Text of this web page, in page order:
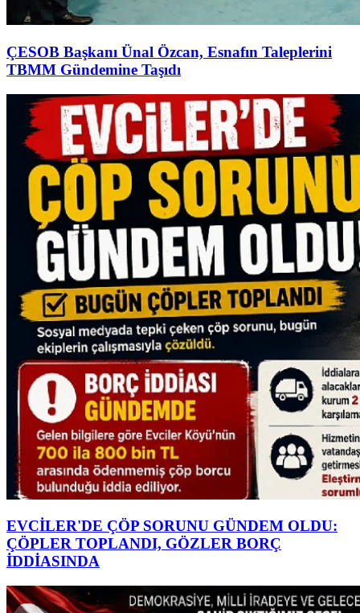
ÇESOB Başkanı Ünal Özcan, Esnafın Taleplerini
TBMM Gündemine Taşıdı
EVCİLER'DE ÇÖP SORUNU GÜNDEM OLDU:
ÇÖPLER TOPLANDI, GÖZLER BORÇ
İDDİASINDA